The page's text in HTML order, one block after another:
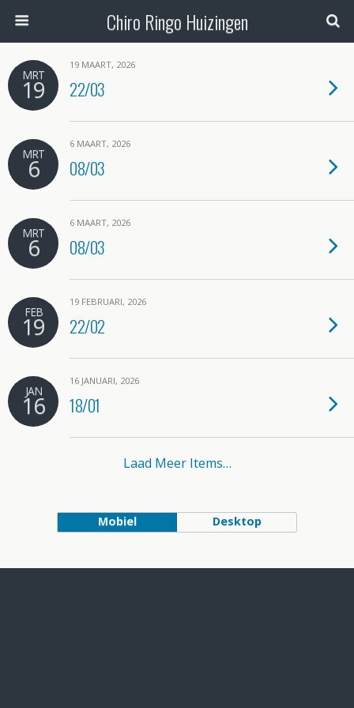
Chiro Ringo Huizingen
MRT
19
19 MAART, 2026
22/03
MRT
6
6 MAART, 2026
08/03
MRT
6
6 MAART, 2026
08/03
FEB
19
19 FEBRUARI, 2026
22/02
JAN
16
16 JANUARI, 2026
18/01
Laad Meer Items…
Mobiel Desktop